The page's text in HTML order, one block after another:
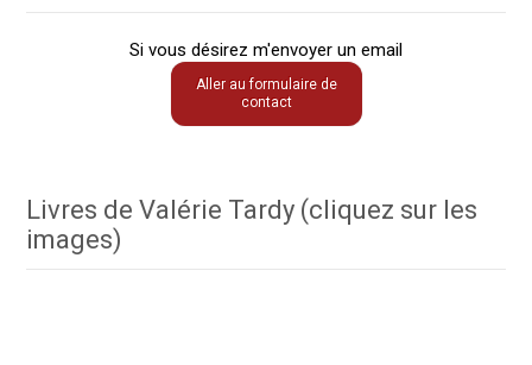
Si vous désirez m'envoyer un email
Aller au formulaire de
contact
Livres de Valérie Tardy (cliquez sur les
images)